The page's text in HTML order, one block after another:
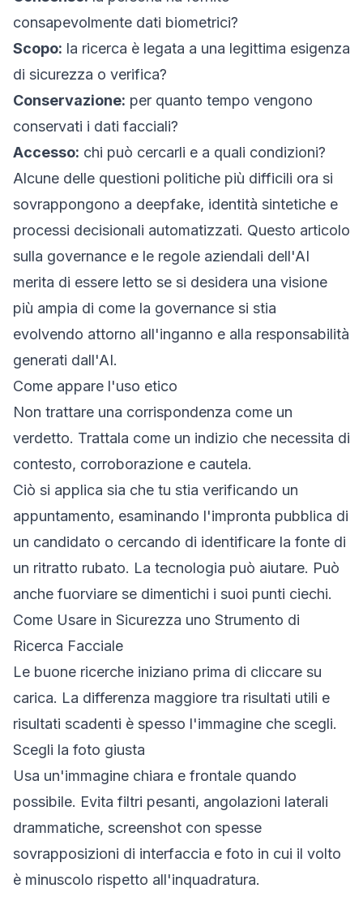
consapevolmente dati biometrici?
Scopo: la ricerca è legata a una legittima esigenza
di sicurezza o verifica?
Conservazione: per quanto tempo vengono
conservati i dati facciali?
Accesso: chi può cercarli e a quali condizioni?
Alcune delle questioni politiche più difficili ora si
sovrappongono a deepfake, identità sintetiche e
processi decisionali automatizzati. Questo articolo
sulla governance e le regole aziendali dell'AI
merita di essere letto se si desidera una visione
più ampia di come la governance si stia
evolvendo attorno all'inganno e alla responsabilità
generati dall'AI.
Come appare l'uso etico
Non trattare una corrispondenza come un
verdetto. Trattala come un indizio che necessita di
contesto, corroborazione e cautela.
Ciò si applica sia che tu stia verificando un
appuntamento, esaminando l'impronta pubblica di
un candidato o cercando di identificare la fonte di
un ritratto rubato. La tecnologia può aiutare. Può
anche fuorviare se dimentichi i suoi punti ciechi.
Come Usare in Sicurezza uno Strumento di
Ricerca Facciale
Le buone ricerche iniziano prima di cliccare su
carica. La differenza maggiore tra risultati utili e
risultati scadenti è spesso l'immagine che scegli.
Scegli la foto giusta
Usa un'immagine chiara e frontale quando
possibile. Evita filtri pesanti, angolazioni laterali
drammatiche, screenshot con spesse
sovrapposizioni di interfaccia e foto in cui il volto
è minuscolo rispetto all'inquadratura.